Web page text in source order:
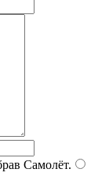
Самолёт.